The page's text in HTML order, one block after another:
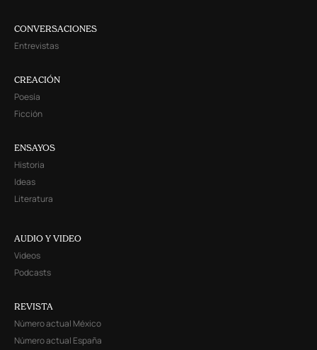
CONVERSACIONES
Entrevistas
CREACIÓN
Poesía
Ficción
ENSAYOS
Historia
Ideas
Literatura
AUDIO Y VIDEO
Videos
Podcasts
REVISTA
Número actual México
Número actual España